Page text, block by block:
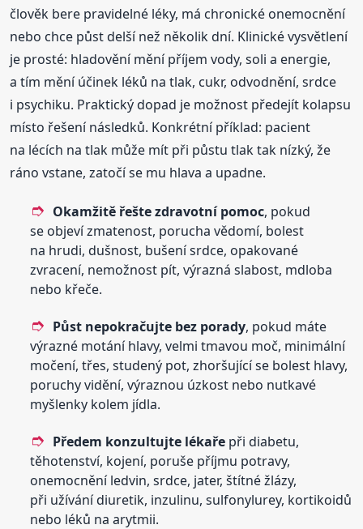
člověk bere pravidelné léky, má chronické onemocnění
nebo chce půst delší než několik dní. Klinické vysvětlení
je prosté: hladovění mění příjem vody, soli a energie,
a tím mění účinek léků na tlak, cukr, odvodnění, srdce
i psychiku. Praktický dopad je možnost předejít kolapsu
místo řešení následků. Konkrétní příklad: pacient
na lécích na tlak může mít při půstu tlak tak nízký, že
ráno vstane, zatočí se mu hlava a upadne.
Okamžitě řešte zdravotní pomoc, pokud
se objeví zmatenost, porucha vědomí, bolest
na hrudi, dušnost, bušení srdce, opakované
zvracení, nemožnost pít, výrazná slabost, mdloba
nebo křeče.
Půst nepokračujte bez porady, pokud máte
výrazné motání hlavy, velmi tmavou moč, minimální
močení, třes, studený pot, zhoršující se bolest hlavy,
poruchy vidění, výraznou úzkost nebo nutkavé
myšlenky kolem jídla.
Předem konzultujte lékaře při diabetu,
těhotenství, kojení, poruše příjmu potravy,
onemocnění ledvin, srdce, jater, štítné žlázy,
při užívání diuretik, inzulinu, sulfonylurey, kortikoidů
nebo léků na arytmii.